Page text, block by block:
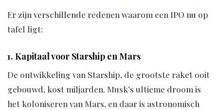
Er zijn verschillende redenen waarom een IPO nu op
tafel ligt:
1. Kapitaal voor Starship en Mars
De ontwikkeling van Starship, de grootste raket ooit
gebouwd, kost miljarden. Musk’s ultieme droom is
het koloniseren van Mars, en daar is astronomisch